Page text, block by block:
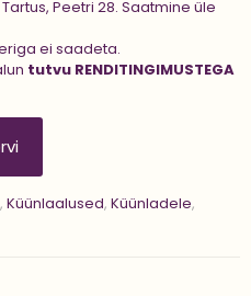
Peetri 28. Saatmine üle
ei saadeta.
tutvu RENDITINGIMUSTEGA
, Küünlaalused, Küünladele,